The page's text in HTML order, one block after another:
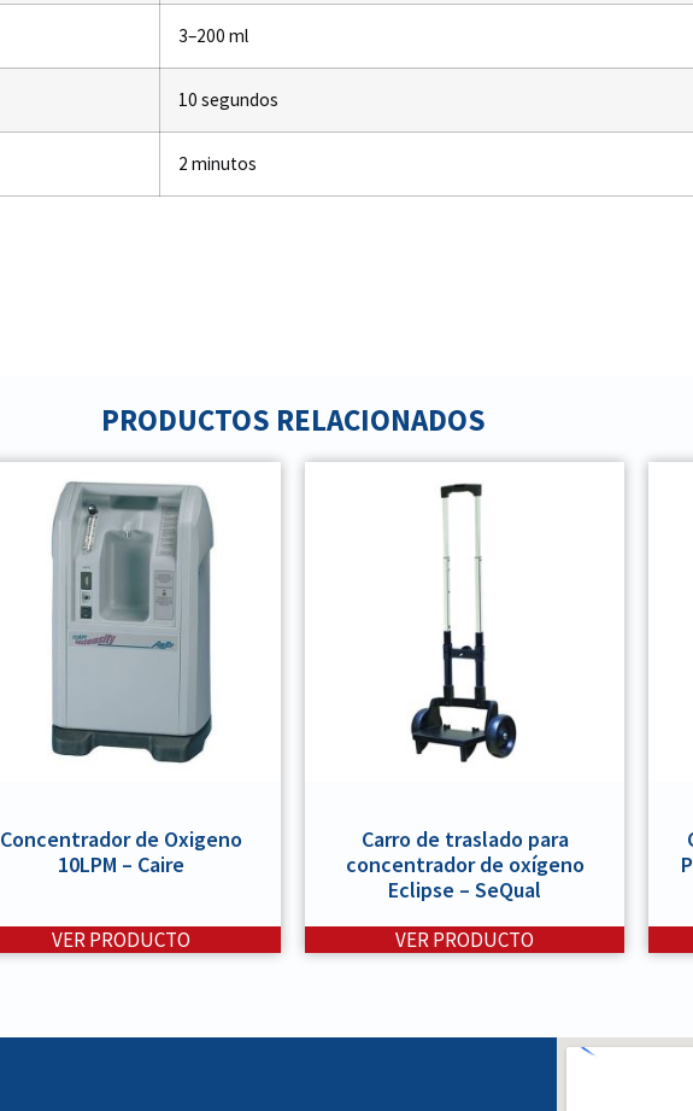
3–200 ml
10 segundos
2 minutos
PRODUCTOS RELACIONADOS
Concentrador de Oxigeno
10LPM – Caire
VER PRODUCTO
Carro de traslado para
concentrador de oxígeno
Eclipse – SeQual
VER PRODUCTO